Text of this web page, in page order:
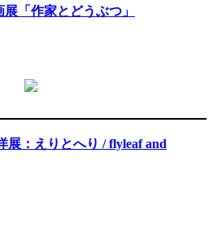
「作家とどうぶつ」
：えりとへり / flyleaf and